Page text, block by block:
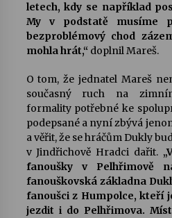
letech, kdy se například
My v podstatě musíme
bezproblémový chod
mohla hrát,“doplnil Mareš.
O tom, že jednatel Mareš
současný ruch na
formality potřebné ke
podepsané a nyní zbývá
a věřit, že se hráčům Dukly
v Jindřichově Hradci dařit.
fanoušky v Pelhřimově
fanouškovská základna
fanoušci z Humpolce, kteří
jezdit i do Pelhřimova.